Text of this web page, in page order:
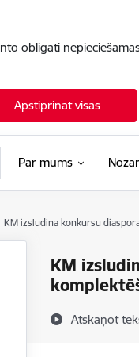
obligāti
Apstiprināt visas
Par mums
KM izsludina konkursu
KM
Atskaņot